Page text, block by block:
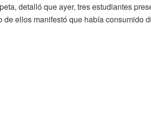
detalló que ayer, tres estudiantes
ellos manifestó que había consumido